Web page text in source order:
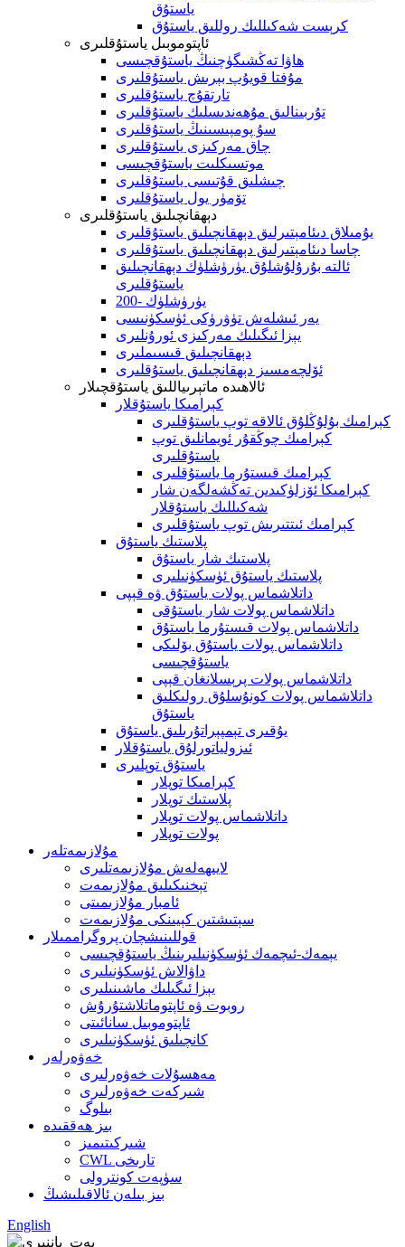
ياستۇق
كرېست شەكىللىك روللىق ياستۇق
ئاپتوموبىل ياستۇقلىرى
ھاۋا تەڭشىگۈچنىڭ ياستۇقچىسى
مۇفتا قويۇپ بېرىش ياستۇقلىرى
تارتقۇچ ياستۇقلىرى
تۇربىنالىق مۇھەندىسلىك ياستۇقلىرى
سۇ پومپىسىنىڭ ياستۇقلىرى
چاق مەركىزى ياستۇقلىرى
موتسىكلىت ياستۇقچىسى
چىشلىق قۇتىسى ياستۇقلىرى
تۆمۈر يول ياستۇقلىرى
دېھقانچىلىق ياستۇقلىرى
يۇمىلاق دىئامېتىرلىق دېھقانچىلىق ياستۇقلىرى
چاسا دىئامېتىرلىق دېھقانچىلىق ياستۇقلىرى
ئالتە بۇرۇلۇشلۇق يۈرۈشلۈك دېھقانچىلىق
ياستۇقلىرى
200- يۈرۈشلۈك
يەر ئىشلەش تۈۋرۈكى ئۈسكۈنىسى
يېزا ئىگىلىك مەركىزى ئورۇنلىرى
دېھقانچىلىق قىسىملىرى
ئۆلچەمسىز دېھقانچىلىق ياستۇقلىرى
ئالاھىدە ماتېرىياللىق ياستۇقچىلار
كېرامىكا ياستۇقلار
كېرامىك بۇلۇڭلۇق ئالاقە توپ ياستۇقلىرى
كېرامىك چوڭقۇر ئويمانلىق توپ
ياستۇقلىرى
كېرامىك قىستۇرما ياستۇقلىرى
كېرامىكا ئۆزلۈكىدىن تەڭشەلگەن شار
شەكىللىك ياستۇقلار
كېرامىك ئىتتىرىش توپ ياستۇقلىرى
پلاستىك ياستۇق
پلاستىك شار ياستۇق
پلاستىك ياستۇق ئۈسكۈنىلىرى
داتلاشماس پولات ياستۇق ۋە قېپى
داتلاشماس پولات شار ياستۇقى
داتلاشماس پولات قىستۇرما ياستۇق
داتلاشماس پولات ياستۇق بۆلىكى
ياستۇقچىسى
داتلاشماس پولات پرېسلانغان قېپى
داتلاشماس پولات كونۇسلۇق رولىكلىق
ياستۇق
يۇقىرى تېمپېراتۇرىلىق ياستۇق
ئىزولياتورلۇق ياستۇقلار
ياستۇق توپلىرى
كېرامىكا توپلار
پلاستىك توپلار
داتلاشماس پولات توپلار
پولات توپلار
مۇلازىمەتلەر
لايىھەلەش مۇلازىمەتلىرى
تېخنىكىلىق مۇلازىمەت
ئامبار مۇلازىمىتى
سېتىشتىن كېيىنكى مۇلازىمەت
قوللىنىشچان پروگراممىلار
يېمەك-ئىچمەك ئۈسكۈنىلىرىنىڭ ياستۇقچىسى
داۋالاش ئۈسكۈنىلىرى
يېزا ئىگىلىك ماشىنىلىرى
روبوت ۋە ئاپتوماتلاشتۇرۇش
ئاپتوموبىل سانائىتى
كانچىلىق ئۈسكۈنىلىرى
خەۋەرلەر
مەھسۇلات خەۋەرلىرى
شىركەت خەۋەرلىرى
بىلوگ
بىز ھەققىدە
شىركىتىمىز
CWL تارىخى
سۈپەت كونترولى
بىز بىلەن ئالاقىلىشىڭ
English